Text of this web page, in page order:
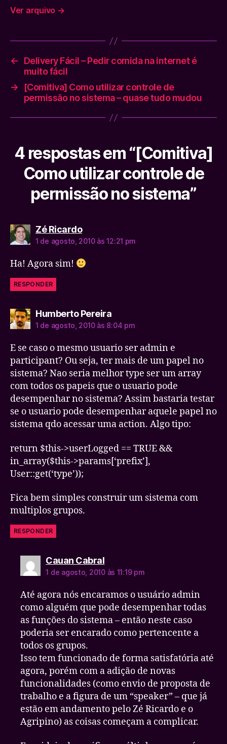
Ver arquivo →
←
Delivery Fácil – Pedir comida na internet é
muito fácil
→
[Comitiva] Como utilizar controle de
permissão no sistema – quase tudo mudou
4 respostas em “[Comitiva]
Como utilizar controle de
permissão no sistema”
Zé Ricardodiz:
1 de agosto, 2010 às 12:21 pm
Ha! Agora sim!
RESPONDER
Humberto Pereiradiz:
1 de agosto, 2010 às 8:04 pm
E se caso o mesmo usuario ser admin e
participant? Ou seja, ter mais de um papel no
sistema? Nao seria melhor type ser um array
com todos os papeis que o usuario pode
desempenhar no sistema? Assim bastaria testar
se o usuario pode desempenhar aquele papel no
sistema qdo acessar uma action. Algo tipo:
return $this->userLogged == TRUE &&
in_array($this->params[‘prefix’],
User::get(‘type’));
Fica bem simples construir um sistema com
multiplos grupos.
RESPONDER
Cauan Cabraldiz:
1 de agosto, 2010 às 11:19 pm
Até agora nós encaramos o usuário admin
como alguém que pode desempenhar todas
as funções do sistema – então neste caso
poderia ser encarado como pertencente a
todos os grupos.
Isso tem funcionado de forma satisfatória até
agora, porém com a adição de novas
funcionalidades (como envio de proposta de
trabalho e a figura de um “speaker” – que já
estão em andamento pelo Zé Ricardo e o
Agripino) as coisas começam a complicar.